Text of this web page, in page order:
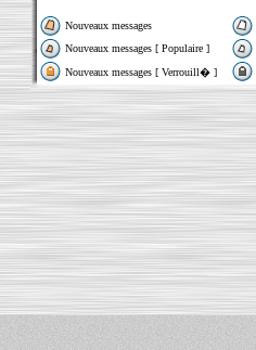
Nouveaux messages
Nouveaux messages [ Populaire ]
Nouveaux messages [ Verrouill� ]